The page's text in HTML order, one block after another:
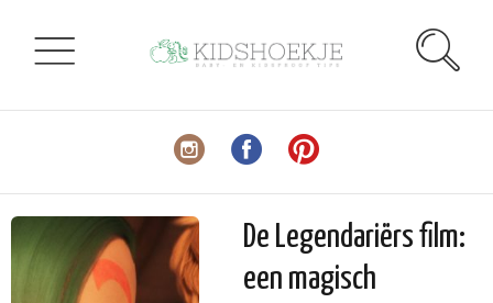
De Legendariërs film:
een magisch